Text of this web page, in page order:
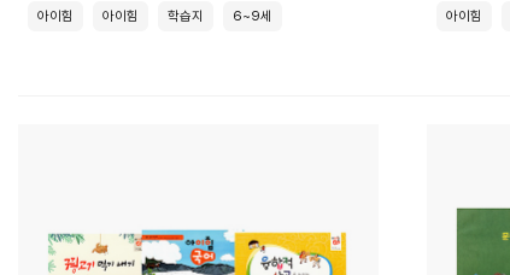
아이힘 아이힘 학습지 6~9세 아이힘